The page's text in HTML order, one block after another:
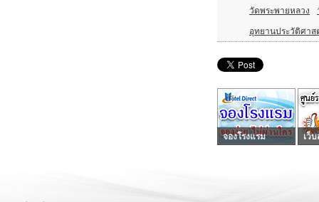
วัดพระพายหลวง
อุทยานประวัติศาส
จองโรงแรม เว็